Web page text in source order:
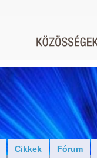
Cikkek Fórum